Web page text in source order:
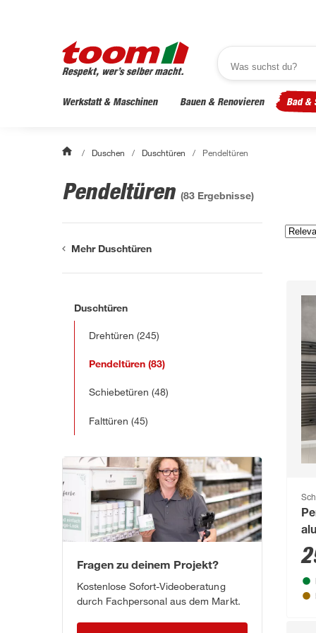
Werkstatt & Maschinen Bauen & Renovieren Bad &
/ Duschen / Duschtüren / Pendeltüren
Pendeltüren (83 Ergebnisse)
Mehr Duschtüren
Duschtüren
Drehtüren (245)
Pendeltüren (83)
Schiebetüren (48)
Falttüren (45)
Fragen zu deinem Projekt?
Kostenlose Sofort-Videoberatung
durch Fachpersonal aus dem Markt.